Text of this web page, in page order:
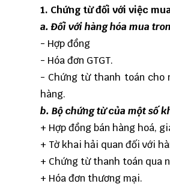
1. Chứng từ đối với việc
a. Đối với hàng hóa mua
- Hợp đồng
- Hóa đơn GTGT.
- Chứng từ thanh toán cho
hàng.
b. Bộ chứng từ của một số
+ Hợp đồng bán hàng hoá,
+ Tờ khai hải quan đối với
+ Chứng từ thanh toán qua
+ Hóa đơn thương mại.